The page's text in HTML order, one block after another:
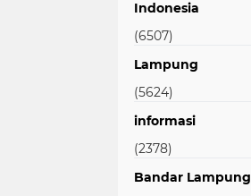
Indonesia
(6507)
Lampung
(5624)
informasi
(2378)
Bandar Lampung